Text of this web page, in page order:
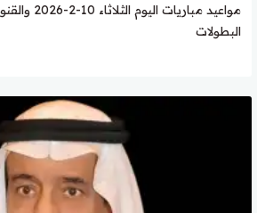
مواعيد
البطولات